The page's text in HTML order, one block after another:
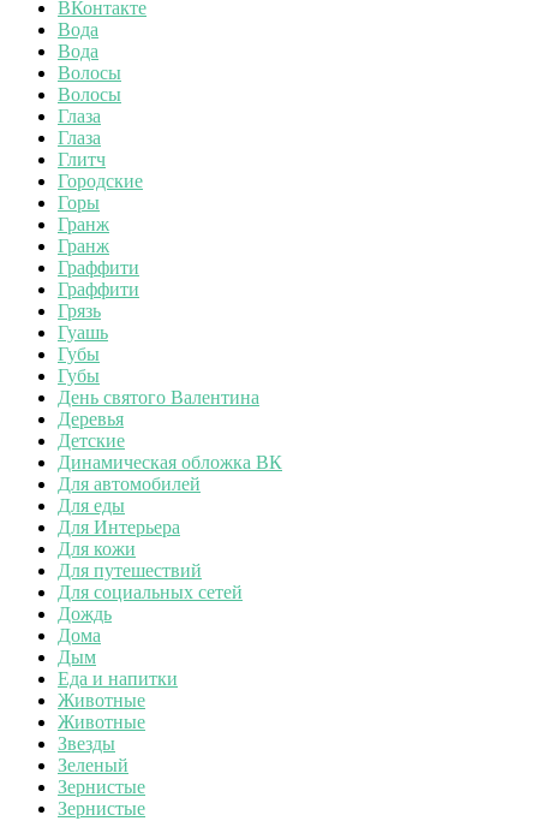
ВКонтакте
Вода
Вода
Волосы
Волосы
Глаза
Глаза
Глитч
Городские
Горы
Гранж
Гранж
Граффити
Граффити
Грязь
Гуашь
Губы
Губы
День святого Валентина
Деревья
Детские
Динамическая обложка ВК
Для автомобилей
Для еды
Для Интерьера
Для кожи
Для путешествий
Для социальных сетей
Дождь
Дома
Дым
Еда и напитки
Животные
Животные
Звезды
Зеленый
Зернистые
Зернистые